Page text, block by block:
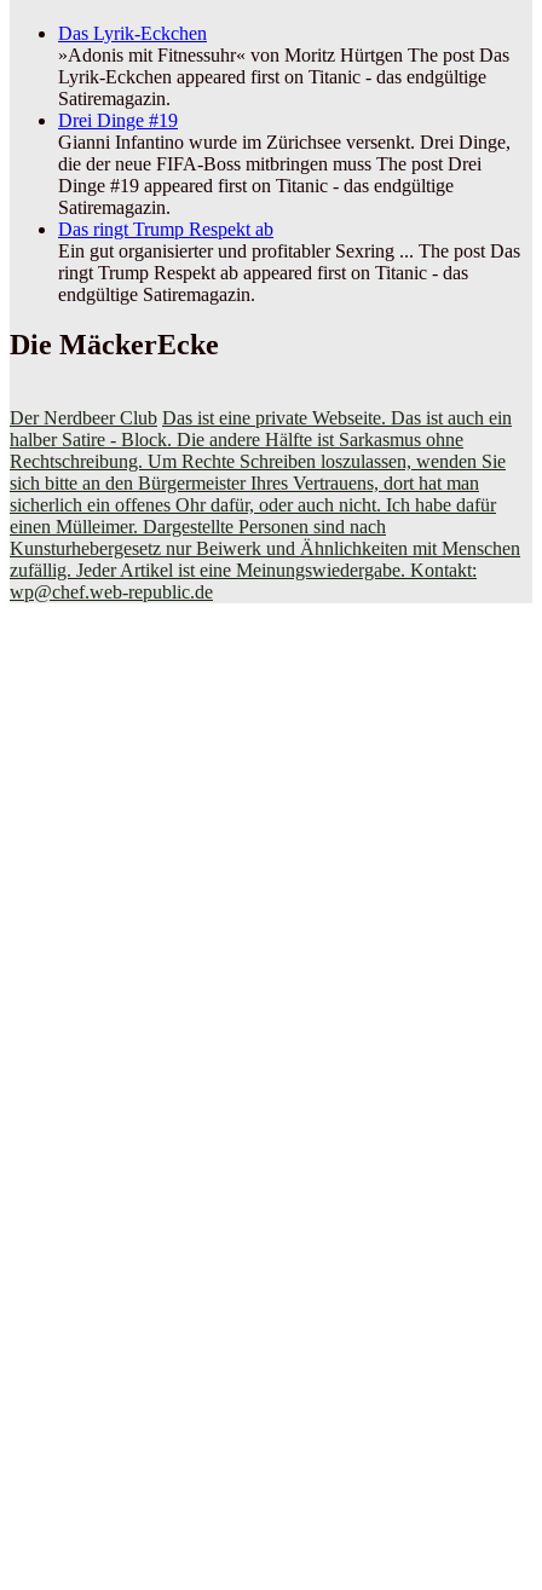
Das Lyrik-Eckchen
»Adonis mit Fitnessuhr« von Moritz Hürtgen The post Das
Lyrik-Eckchen appeared first on Titanic - das endgültige
Satiremagazin.
Drei Dinge #19
Gianni Infantino wurde im Zürichsee versenkt. Drei Dinge,
die der neue FIFA-Boss mitbringen muss The post Drei
Dinge #19 appeared first on Titanic - das endgültige
Satiremagazin.
Das ringt Trump Respekt ab
Ein gut organisierter und profitabler Sexring ... The post Das
ringt Trump Respekt ab appeared first on Titanic - das
endgültige Satiremagazin.
Die MäckerEcke
Der Nerdbeer Club Das ist eine private Webseite. Das ist auch ein
halber Satire - Block. Die andere Hälfte ist Sarkasmus ohne
Rechtschreibung. Um Rechte Schreiben loszulassen, wenden Sie
sich bitte an den Bürgermeister Ihres Vertrauens, dort hat man
sicherlich ein offenes Ohr dafür, oder auch nicht. Ich habe dafür
einen Mülleimer. Dargestellte Personen sind nach
Kunsturhebergesetz nur Beiwerk und Ähnlichkeiten mit Menschen
zufällig. Jeder Artikel ist eine Meinungswiedergabe. Kontakt:
wp@chef.web-republic.de